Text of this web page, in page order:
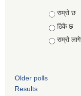
Choices
राम्रो छ
ठिकै छ
राम्रो
Older polls
Results